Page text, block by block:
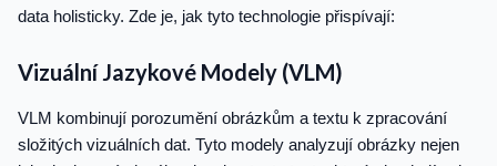
data holisticky. Zde je, jak tyto technologie přispívají:
Vizuální Jazykové Modely (VLM)
VLM kombinují porozumění obrázkům a textu k zpracování
složitých vizuálních dat. Tyto modely analyzují obrázky nejen